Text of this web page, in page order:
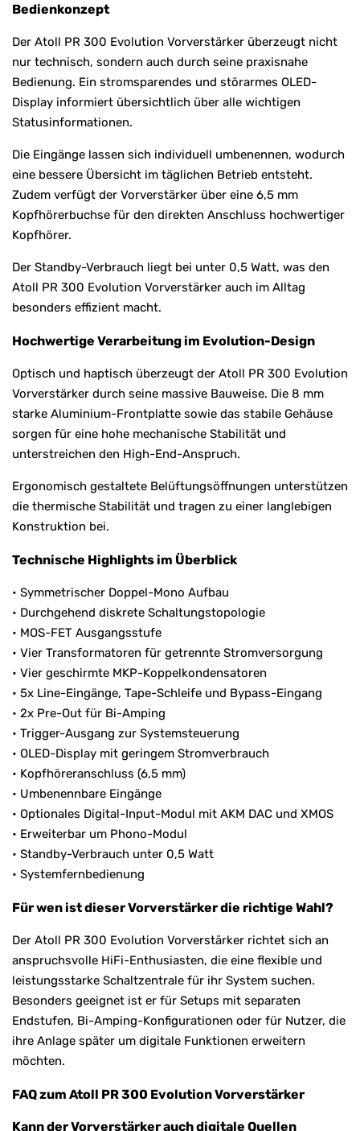
Bedienkonzept
Der Atoll PR 300 Evolution Vorverstärker überzeugt nicht
nur technisch, sondern auch durch seine praxisnahe
Bedienung. Ein stromsparendes und störarmes OLED-
Display informiert übersichtlich über alle wichtigen
Statusinformationen.
Die Eingänge lassen sich individuell umbenennen, wodurch
eine bessere Übersicht im täglichen Betrieb entsteht.
Zudem verfügt der Vorverstärker über eine 6,5 mm
Kopfhörerbuchse für den direkten Anschluss hochwertiger
Kopfhörer.
Der Standby-Verbrauch liegt bei unter 0,5 Watt, was den
Atoll PR 300 Evolution Vorverstärker auch im Alltag
besonders effizient macht.
Hochwertige Verarbeitung im Evolution-Design
Optisch und haptisch überzeugt der Atoll PR 300 Evolution
Vorverstärker durch seine massive Bauweise. Die 8 mm
starke Aluminium-Frontplatte sowie das stabile Gehäuse
sorgen für eine hohe mechanische Stabilität und
unterstreichen den High-End-Anspruch.
Ergonomisch gestaltete Belüftungsöffnungen unterstützen
die thermische Stabilität und tragen zu einer langlebigen
Konstruktion bei.
Technische Highlights im Überblick
• Symmetrischer Doppel-Mono Aufbau
• Durchgehend diskrete Schaltungstopologie
• MOS-FET Ausgangsstufe
• Vier Transformatoren für getrennte Stromversorgung
• Vier geschirmte MKP-Koppelkondensatoren
• 5x Line-Eingänge, Tape-Schleife und Bypass-Eingang
• 2x Pre-Out für Bi-Amping
• Trigger-Ausgang zur Systemsteuerung
• OLED-Display mit geringem Stromverbrauch
• Kopfhöreranschluss (6,5 mm)
• Umbenennbare Eingänge
• Optionales Digital-Input-Modul mit AKM DAC und XMOS
• Erweiterbar um Phono-Modul
• Standby-Verbrauch unter 0,5 Watt
• Systemfernbedienung
Für wen ist dieser Vorverstärker die richtige Wahl?
Der Atoll PR 300 Evolution Vorverstärker richtet sich an
anspruchsvolle HiFi-Enthusiasten, die eine flexible und
leistungsstarke Schaltzentrale für ihr System suchen.
Besonders geeignet ist er für Setups mit separaten
Endstufen, Bi-Amping-Konfigurationen oder für Nutzer, die
ihre Anlage später um digitale Funktionen erweitern
möchten.
FAQ zum Atoll PR 300 Evolution Vorverstärker
Kann der Vorverstärker auch digitale Quellen